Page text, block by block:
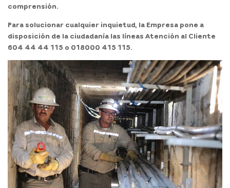
comprensión.
Para solucionar cualquier inquietud, la Empresa pone a
disposición de la ciudadanía las líneas Atención al Cliente
604 44 44 115 o 018000 415 115.